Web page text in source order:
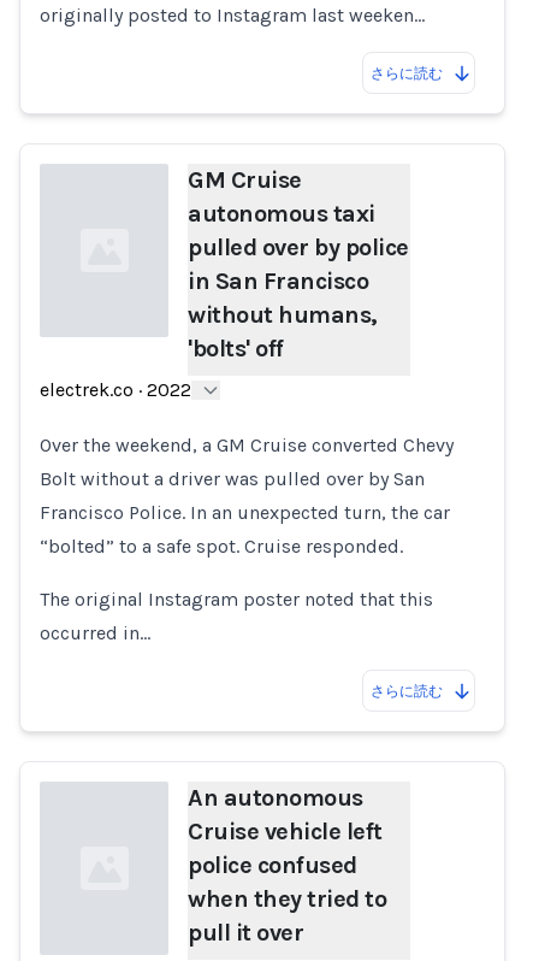
originally posted to Instagram last weeken…
さらに読む
Loading...
GM Cruise
autonomous taxi
pulled over by police
in San Francisco
without humans,
'bolts' off
electrek.co · 2022
Over the weekend, a GM Cruise converted Chevy
Bolt without a driver was pulled over by San
Francisco Police. In an unexpected turn, the car
“bolted” to a safe spot. Cruise responded.
The original Instagram poster noted that this
occurred in…
さらに読む
An autonomous
Cruise vehicle left
police confused
when they tried to
pull it over